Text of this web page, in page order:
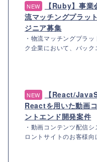
NEW
【Ruby】事
流マッチングプラッ
ジニア募集
・物流マッチングプラ
ク企業において、バッ
NEW
【React/
Reactを用いた動画
ントエンド開発案件
・動画コンテンツ配信
ロントサイトのお客様